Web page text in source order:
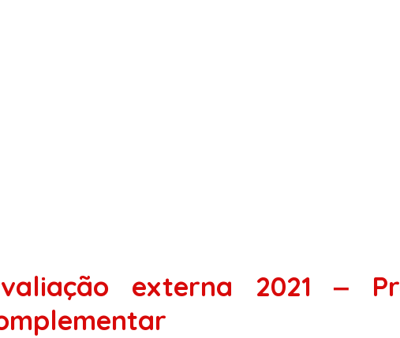
externa 2021 ‒